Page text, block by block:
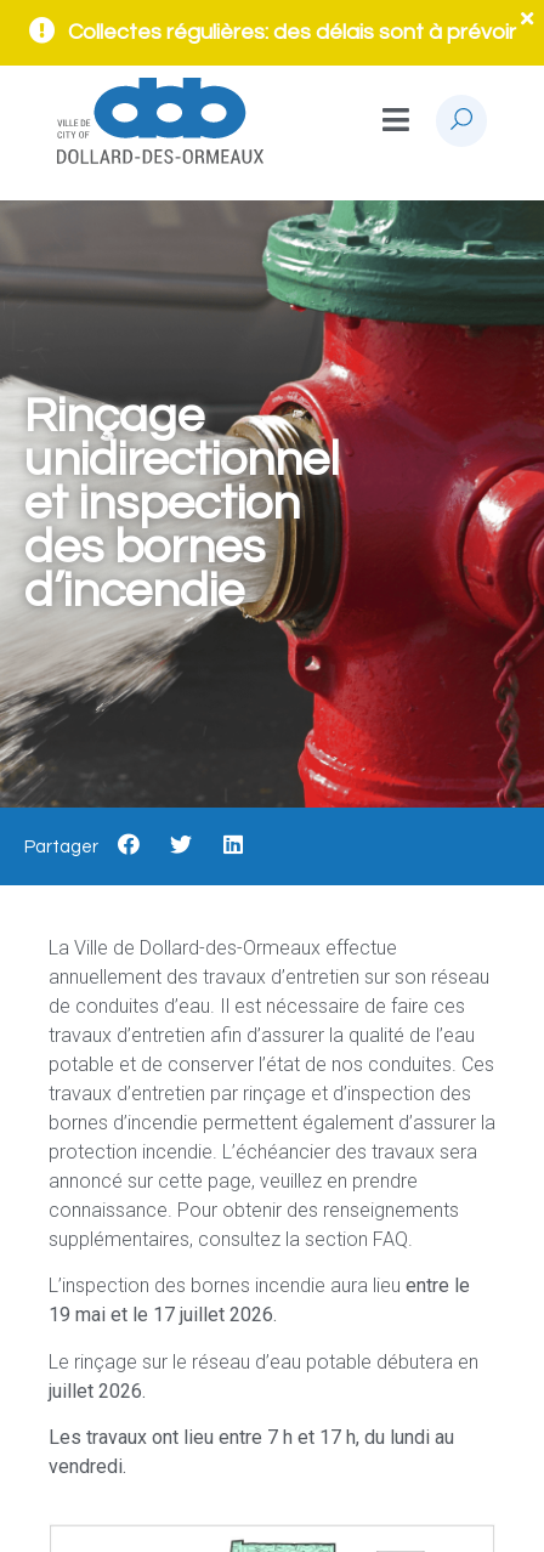
Collectes régulières: des délais sont à prévoir
Rinçage
unidirectionnel
et inspection
des bornes
d’incendie
Partager
La Ville de Dollard-des-Ormeaux effectue
annuellement des travaux d’entretien sur son réseau
de conduites d’eau. Il est nécessaire de faire ces
travaux d’entretien afin d’assurer la qualité de l’eau
potable et de conserver l’état de nos conduites. Ces
travaux d’entretien par rinçage et d’inspection des
bornes d’incendie permettent également d’assurer la
protection incendie. L’échéancier des travaux sera
annoncé sur cette page, veuillez en prendre
connaissance. Pour obtenir des renseignements
supplémentaires, consultez la section FAQ.
L’inspection des bornes incendie aura lieu entre le
19 mai et le 17 juillet 2026.
Le rinçage sur le réseau d’eau potable débutera en
juillet 2026.
Les travaux ont lieu entre 7 h et 17 h, du lundi au
vendredi.